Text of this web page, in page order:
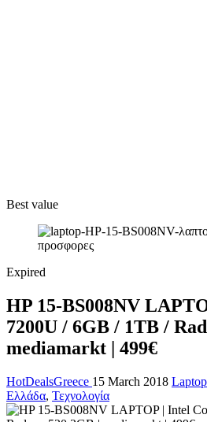
Best value
Expired
HP 15-BS008NV
7200U / 6GB / 1TB /
mediamarkt | 499€
HotDealsGreece 15 March 2018 Laptop
Ελλάδα, Τεχνολογία